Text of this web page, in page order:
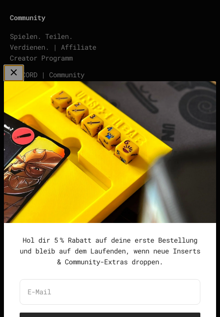
Hol dir 5 % Rabatt auf deine erste Bestellung
und bleib auf dem Laufenden, wenn neue Inserts
& Community-Extras droppen.
E-Mail
Community
Spielen. Teilen.
Verdienen. | Affiliate
Creator Programm
DISCORD | Community
points | Score Tracker
Podcast
Impressum
Datenschutzerklärung
Widerrufsrecht &
Widerrufsformular
Allgemeine
Geschäftsbedingungen
Deutschland (EUR €) Deutsch